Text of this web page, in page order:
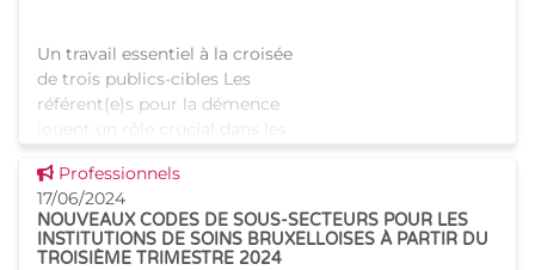
Un travail essentiel à la croisée
de trois publics-cibles Les
référent(e)s pour la démence
jouent un rôle crucial dans les
(MRS), offrant un soutien
spécialisé
Voir cette news
Professionnels
17/06/2024
NOUVEAUX CODES DE SOUS-SECTEURS POUR LES
INSTITUTIONS DE SOINS BRUXELLOISES À PARTIR DU
TROISIÈME TRIMESTRE 2024